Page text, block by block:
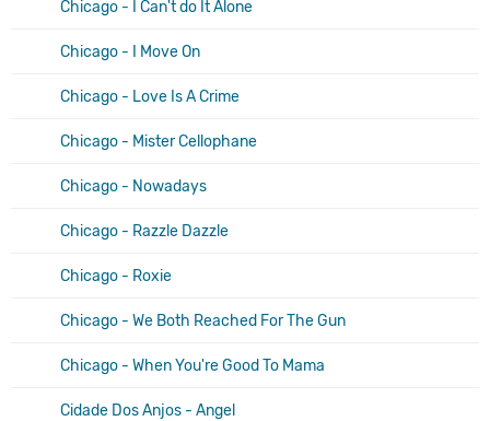
Chicago - I Can't do It Alone
Chicago - I Move On
Chicago - Love Is A Crime
Chicago - Mister Cellophane
Chicago - Nowadays
Chicago - Razzle Dazzle
Chicago - Roxie
Chicago - We Both Reached For The Gun
Chicago - When You're Good To Mama
Cidade Dos Anjos - Angel